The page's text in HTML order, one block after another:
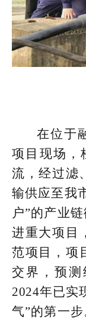
在位于
项目现场，
流，经过滤
输供应至我
户”的产业
进重大项目
范项目，项
交界，预测
2024年已实
气”的第一